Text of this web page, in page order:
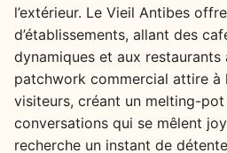
l’extérieur. Le Vieil Antibes
d’établissements, allant des
dynamiques et aux restaurants
patchwork commercial attire à
visiteurs, créant un melting-pot
conversations qui se mêlent
recherche un instant de